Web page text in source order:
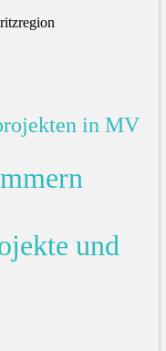
in MV
und